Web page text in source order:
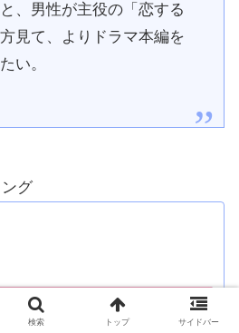
、男性が主役の「恋する
見て、よりドラマ本編を
い。
グ
検索 トップ サイドバー